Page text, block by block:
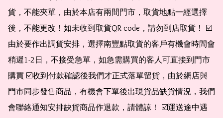
貨，不能夾單，由於本店有兩間門市，取貨地點一經選擇
後，不能更改！如未收到取貨QR code，請勿到店取貨！ ☑️
由於要作出調貨安排，選擇南豐點取貨的客戶有機會時間會
稍遲1-2日，不接受急單，如急需購買的客人可直接到門市
購買 ☑️收到付款確認後我們才正式落單留貨，由於網店與
門市同步發售商品，有機會下單後出現貨品缺貨情況，我們
會聯絡通知安排缺貨商品作退款，請體諒！ ☑️運送途中遇